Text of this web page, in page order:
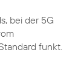
bei der 5G
funkt.